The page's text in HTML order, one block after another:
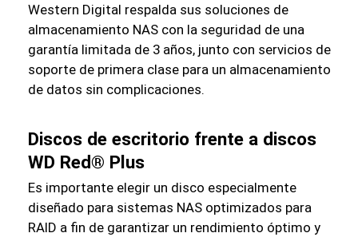
Western Digital respalda sus soluciones de
almacenamiento NAS con la seguridad de una
garantía limitada de 3 años, junto con servicios de
soporte de primera clase para un almacenamiento
de datos sin complicaciones.
Discos de escritorio frente a discos
WD Red® Plus
Es importante elegir un disco especialmente
diseñado para sistemas NAS optimizados para
RAID a fin de garantizar un rendimiento óptimo y